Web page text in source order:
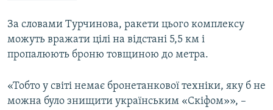
За словами Турчинова, ракети цього комплексу
можуть вражати цілі на відстані 5,5 км і
пропалюють броню товщиною до метра.
«Тобто у світі немає бронетанкової техніки, яку б не
можна було знищити українським «Скіфом»», –